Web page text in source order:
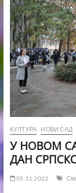
КУЛТУРА НОВИ САД
У НОВОМ
ДАН
05.11.2022